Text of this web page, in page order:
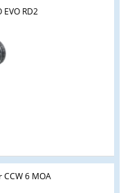
RD2
6 MOA
veřejnosti od 18 let a
Splňujete tyto